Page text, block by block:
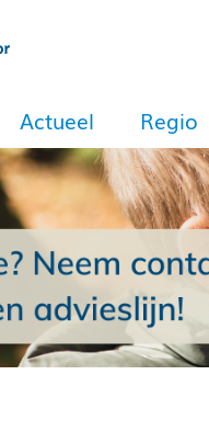
Actueel Regio